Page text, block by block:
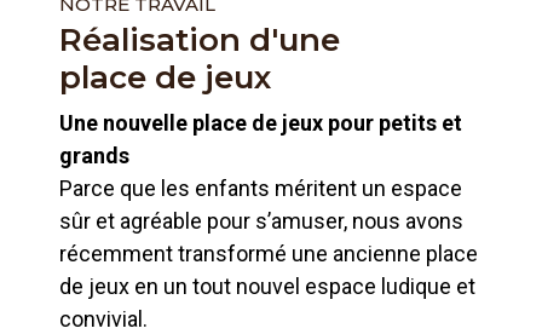
NOTRE TRAVAIL
Réalisation d'une
place de jeux
Une nouvelle place de jeux pour petits et
grands
Parce que les enfants méritent un espace
sûr et agréable pour s’amuser, nous avons
récemment transformé une ancienne place
de jeux en un tout nouvel espace ludique et
convivial.